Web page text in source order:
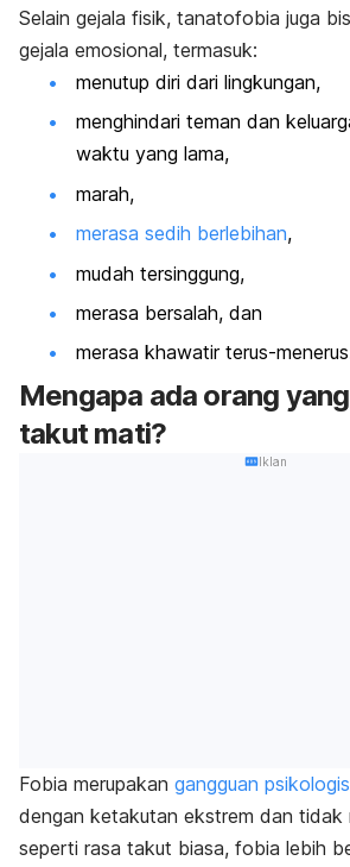
Selain gejala fisik, tanatofobia juga
gejala emosional, termasuk:
menutup diri dari lingkungan,
menghindari teman dan
waktu yang lama,
marah,
merasa sedih berlebihan,
mudah tersinggung,
merasa bersalah, dan
merasa khawatir terus-
Mengapa ada orang
takut mati?
Iklan
Fobia merupakan gangguan psikologis
dengan ketakutan ekstrem dan tidak
seperti rasa takut biasa, fobia lebih